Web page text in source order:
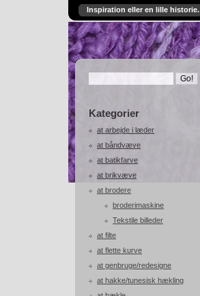
Inspiration eller en lille historie.
Kategorier
at arbejde i læder
at båndvæve
at batikfarve
at brikvæve
at brodere
broderimaskine
Tekstile billeder
at filte
at flette kurve
at genbruge/redesigne
at hakke/tunesisk hækling